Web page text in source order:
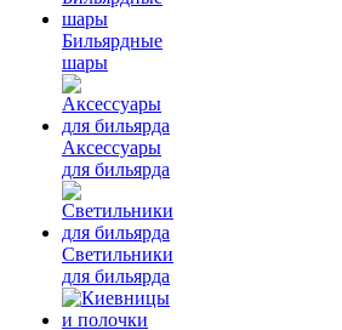
Бильярдные
шары
Аксессуары
для бильярда
Светильники
для бильярда